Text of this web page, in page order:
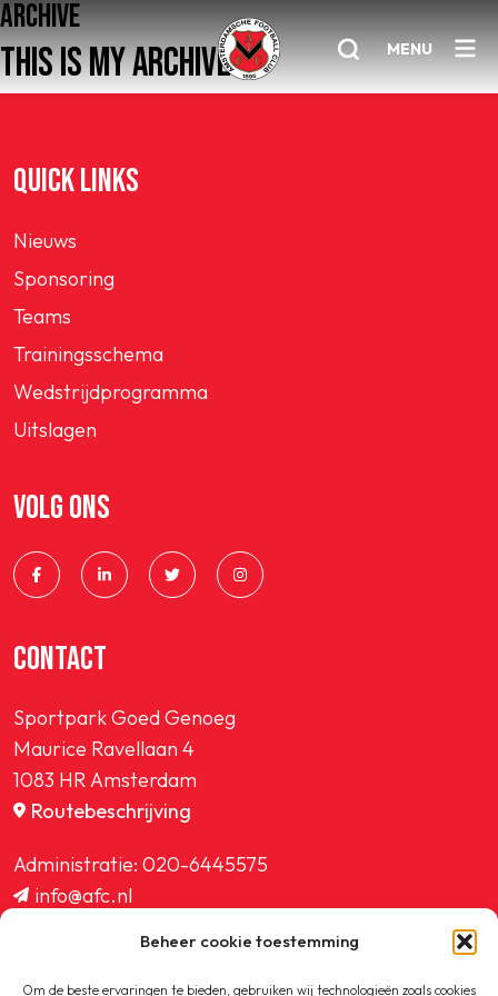
Beheer cookie toestemming
Om de beste ervaringen te bieden, gebruiken wij technologieën zoals cookies
MENU
Home
Teams
Jeugd
Senioren
Clubinfo
Nieuwsoverzicht
SPORTPARK GOED GENOEG
LIDMAATSCHAP
ARCHIVE
THIS IS MY ARCHIVE
QUICK LINKS
Nieuws
Sponsoring
Teams
Trainingsschema
Wedstrijdprogramma
Uitslagen
VOLG ONS
CONTACT
Sportpark Goed Genoeg
Maurice Ravellaan 4
1083 HR Amsterdam
Routebeschrijving
Administratie: 020-6445575
info@afc.nl
ledenadministratie@afc.nl